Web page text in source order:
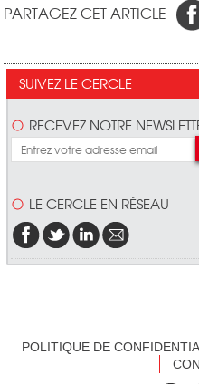
PARTAGEZ CET ARTICLE
SUIVEZ LE CERCLE
RECEVEZ NOTRE
LE CERCLE EN RÉSEAU
POLITIQUE DE